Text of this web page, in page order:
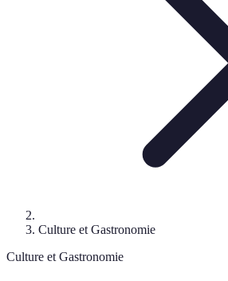
Culture et Gastronomie
Culture et Gastronomie